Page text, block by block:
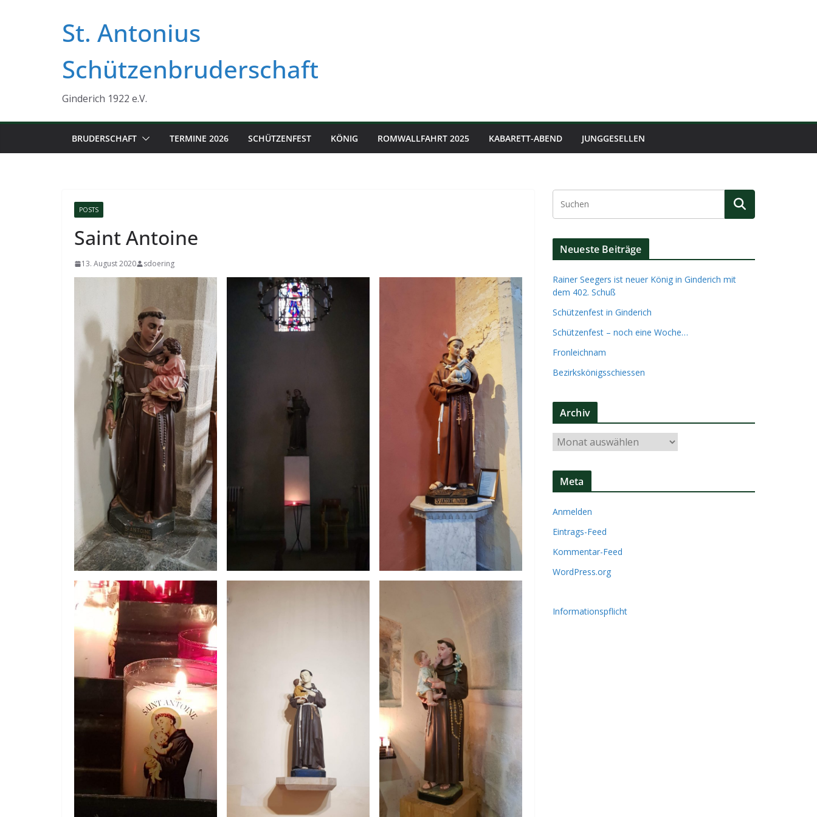
St. Antonius
Schützenbruderschaft
Ginderich 1922 e.V.
BRUDERSCHAFT TERMINE 2026 SCHÜTZENFEST KÖNIG ROMWALLFAHRT 2025 KABARETT-ABEND JUNGGESELLEN
POSTS
Saint Antoine
13. August 2020 sdoering
Neueste Beiträge
Rainer Seegers ist neuer König in Ginderich mit
dem 402. Schuß
Schützenfest in Ginderich
Schützenfest – noch eine Woche…
Fronleichnam
Bezirkskönigsschiessen
Archiv
r
c
v
Meta
Anmelden
Eintrags-Feed
Kommentar-Feed
WordPress.org
Informationspflicht